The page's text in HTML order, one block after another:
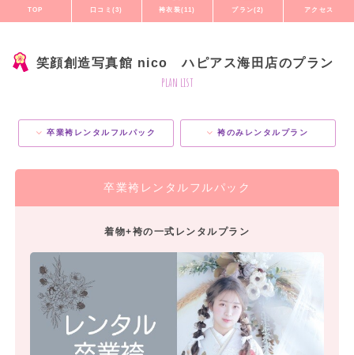
TOP 口コミ(3) 袴衣装(11) プラン(2) アクセス
笑顔創造写真館 nico ハピアス海田店のプラン
plan list
卒業袴レンタルフルパック 袴のみレンタルプラン
卒業袴レンタルフルパック
着物+袴の一式レンタルプラン